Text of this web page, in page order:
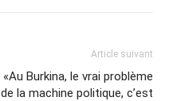
Article suivant
«Au Burkina, le vrai problème
de la machine politique, c’est